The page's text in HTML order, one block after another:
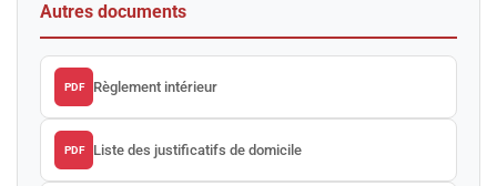
Autres documents
PDF Règlement intérieur
PDF Liste des justificatifs de domicile